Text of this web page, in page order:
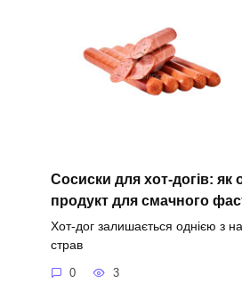
Сосиски для хот-догів: як
продукт для смачного
Хот-дог залишається однією з
страв
0 3